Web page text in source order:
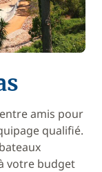
amis pour
qualifié.
votre budget